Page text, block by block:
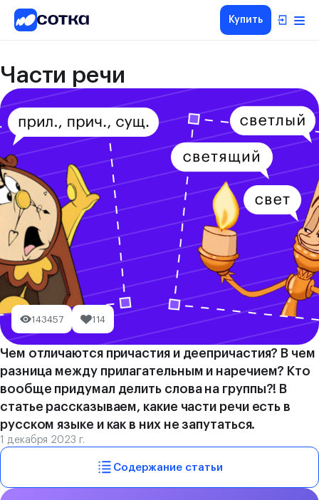
Купить
Части речи
143457 114
Чем отличаются причастия и деепричастия? В чем
разница между прилагательным и наречием? Кто
вообще придумал делить слова на группы?! В
статье рассказываем, какие части речи есть в
русском языке и как в них не запутаться.
1 декабря 2023 г.
Содержание статьи